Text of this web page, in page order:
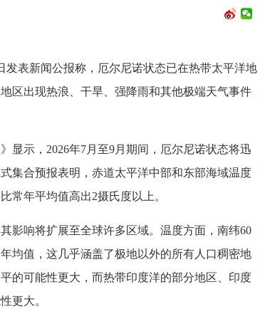
表新闻公报称，厄尔尼诺状态已在热带太平洋地
区出现热浪、干旱、强降雨和其他极端天气事件
显示，2026年7月至9月期间，厄尔尼诺状态将迅
集合预报表明，赤道太平洋中部和东部海域温度
常年平均值高出2摄氏度以上。
影响将扩展至全球许多区域。温度方面，南纬60
均值，这几乎涵盖了极地以外的所有人口稠密地
的可能性更大，而热带印度洋的部分地区、印度
更大。